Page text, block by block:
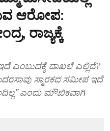
ಆರೋಪ:
ರಾಜ್ಯಕ್ಕೆ
ಎಂಬುದಕ್ಕೆ ದಾಖಲೆ ಎಲ್ಲಿದೆ?
ಸ್ಮಾರಕದ ಸಮೀಪ ಇದೆ
ಎಂದು ಮೌಖಿಕವಾಗಿ